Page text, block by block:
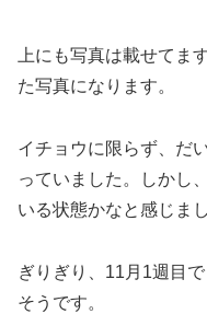
上にも写真は載せてま
た写真になります。
イチョウに限らず、だ
っていました。しかし
いる状態かなと感じまし
ぎりぎり、11月1週目
そうです。